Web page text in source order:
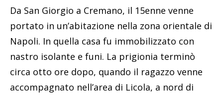
Da San Giorgio a Cremano, il 15enne venne
portato in un’abitazione nella zona orientale di
Napoli. In quella casa fu immobilizzato con
nastro isolante e funi. La prigionia terminò
circa otto ore dopo, quando il ragazzo venne
accompagnato nell’area di Licola, a nord di